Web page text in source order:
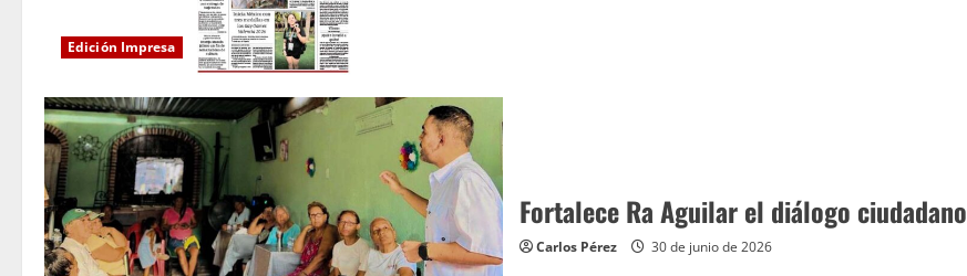
Edición Impresa
Fortalece Ra Aguilar el diálogo ciudadano
Carlos Pérez 30 de junio de 2026